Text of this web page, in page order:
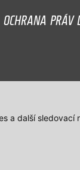
a další
OCHRANA PRÁV